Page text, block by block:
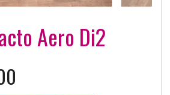
Aero Di2